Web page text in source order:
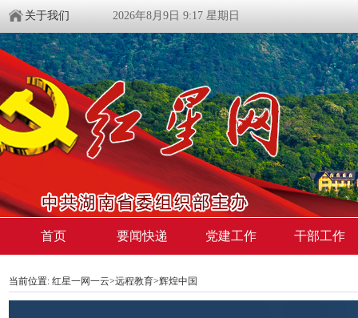
关于我们 2026年8月9日 9:17 星期日
首页 要闻快递 党建工作 干部工作
当前位置: 红星一网一云>远程教育>辉煌中国